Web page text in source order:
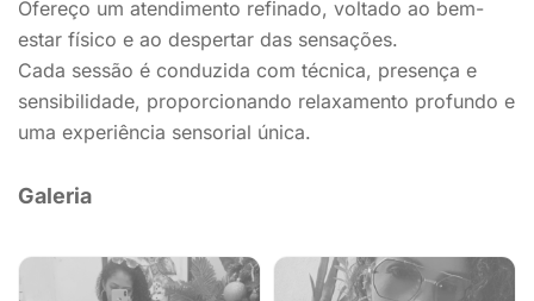
Ofereço um atendimento refinado, voltado ao bem-
estar físico e ao despertar das sensações.
Cada sessão é conduzida com técnica, presença e
sensibilidade, proporcionando relaxamento profundo e
uma experiência sensorial única.
Galeria